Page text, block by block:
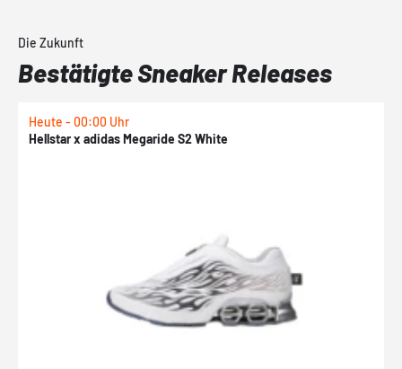
Die Zukunft
Bestätigte Sneaker Releases
Heute - 00:00 Uhr
Hellstar x adidas Megaride S2 White